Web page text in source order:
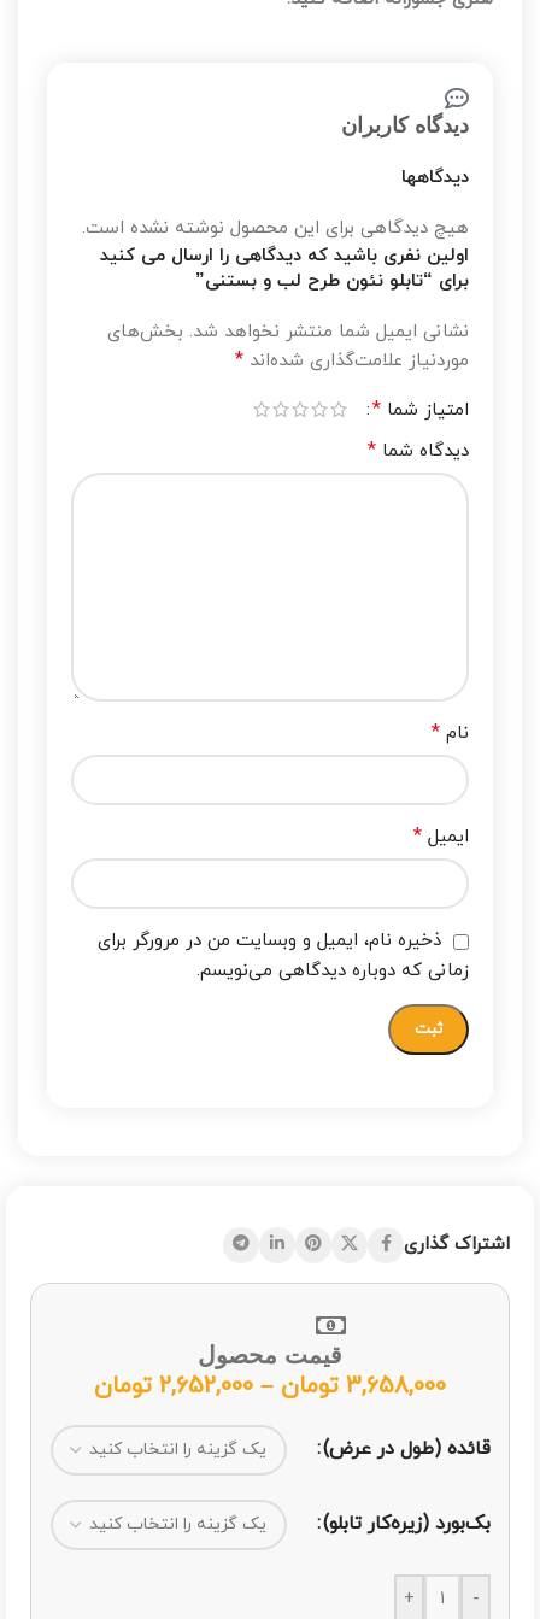
دیدگاه کاربران
دیدگاهها
هیچ دیدگاهی برای این محصول نوشته نشده است.
اولین نفری باشید که دیدگاهی را ارسال می کنید
برای “تابلو نئون طرح لب و بستنی”
نشانی ایمیل شما منتشر نخواهد شد. بخش‌های
موردنیاز علامت‌گذاری شده‌اند *
امتیاز شما *
دیدگاه شما *
نام *
ایمیل *
ذخیره نام، ایمیل و وبسایت من در مرورگر برای
زمانی که دوباره دیدگاهی می‌نویسم.
اشتراک گذاری
قیمت محصول
3,658,000 تومان –
2,652,000 تومان
قائده (طول در عرض)
بک‌بورد (زیره‌کار تابلو)
-
+